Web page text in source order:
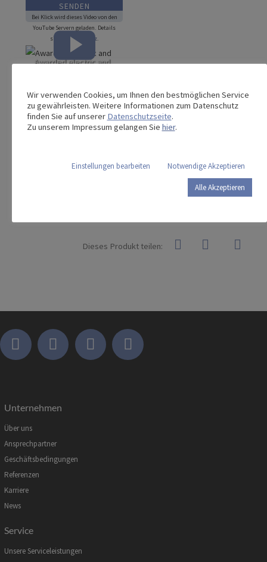
Awarded electric and
tables │ Novak M
Bei Klick wird dieses Video von den
YouTube Servern geladen. Details
siehe
Datenschutz.
Bei Novak M können Sie
Anforderungen
konfigurieren:
PRODUKTKONFIGURATOR
Dieses Produkt teilen:
Unternehmen
Über uns
Ansprechpartner
Geschäftsbedingungen
Referenzen
Karriere
News
Service
Unsere Serviceleistungen
Wir verwenden Cookies, um Ihnen den bestmöglichen Service
zu gewährleisten. Weitere Informationen zum Datenschutz
finden Sie auf unserer Datenschutzseite.
Zu unserem Impressum gelangen Sie hier.
Einstellungen bearbeiten Notwendige Akzeptieren
Alle Akzeptieren